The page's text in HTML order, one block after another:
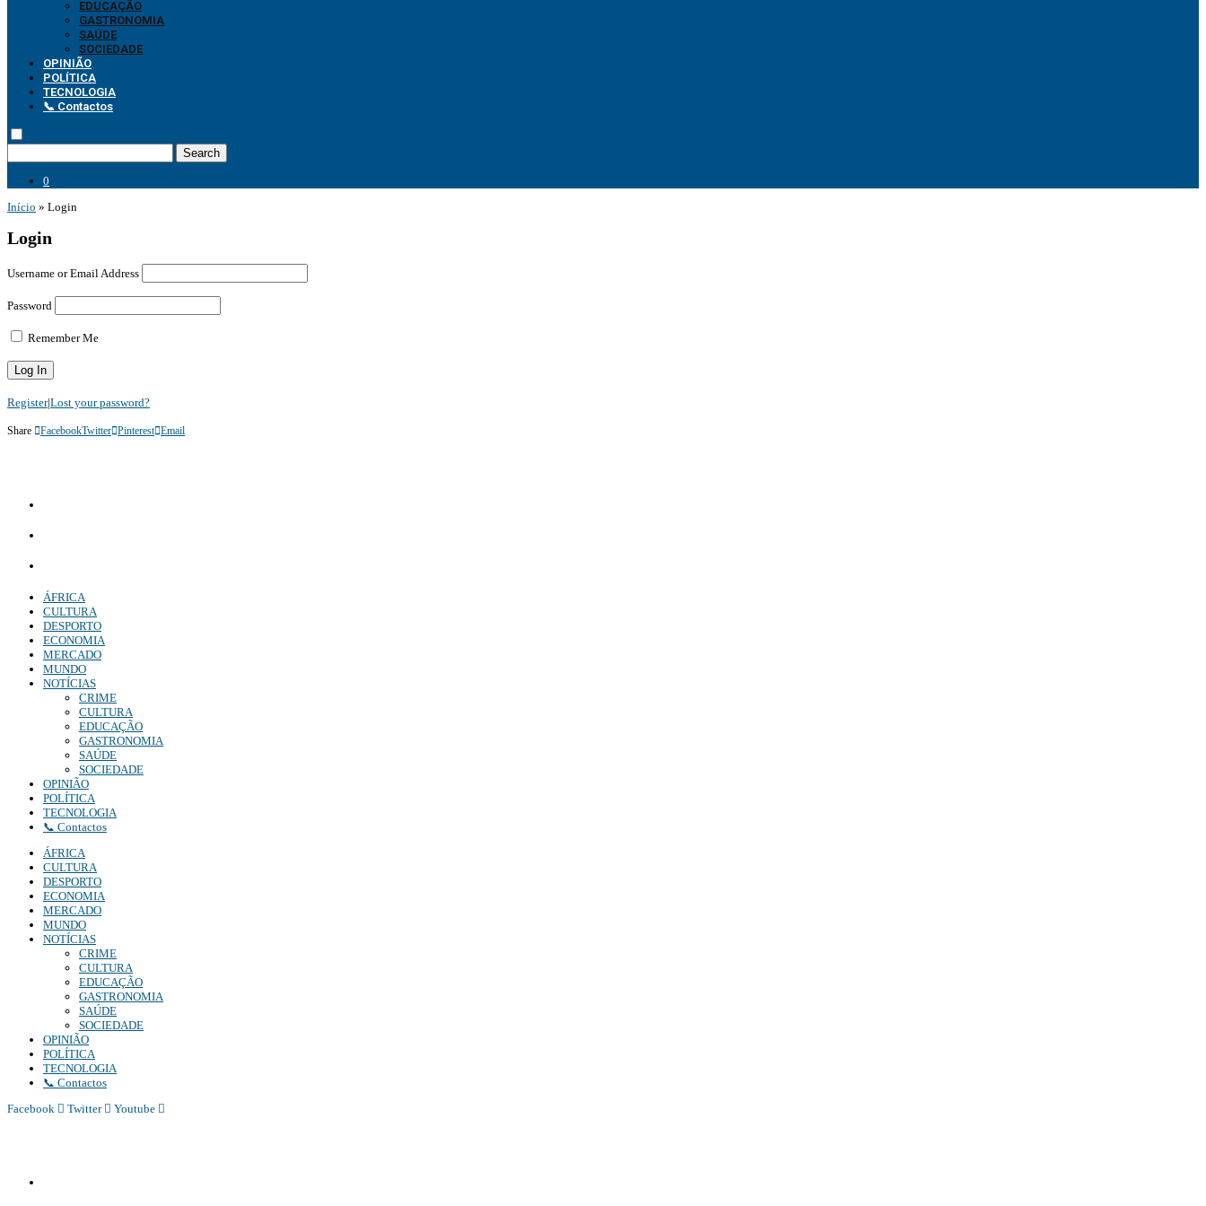
EDUCAÇÃO
GASTRONOMIA
SAÚDE
SOCIEDADE
OPINIÃO
POLÍTICA
TECNOLOGIA
📞 Contactos
Search
0
Início » Login
Login
Username or Email Address
Password
Remember Me
Register|Lost your password?
Share FacebookTwitter Pinterest Email
ÁFRICA
CULTURA
DESPORTO
ECONOMIA
MERCADO
MUNDO
NOTÍCIAS
CRIME
CULTURA
EDUCAÇÃO
GASTRONOMIA
SAÚDE
SOCIEDADE
OPINIÃO
POLÍTICA
TECNOLOGIA
📞 Contactos
ÁFRICA
CULTURA
DESPORTO
ECONOMIA
MERCADO
MUNDO
NOTÍCIAS
CRIME
CULTURA
EDUCAÇÃO
GASTRONOMIA
SAÚDE
SOCIEDADE
OPINIÃO
POLÍTICA
TECNOLOGIA
📞 Contactos
Facebook
Twitter Youtube